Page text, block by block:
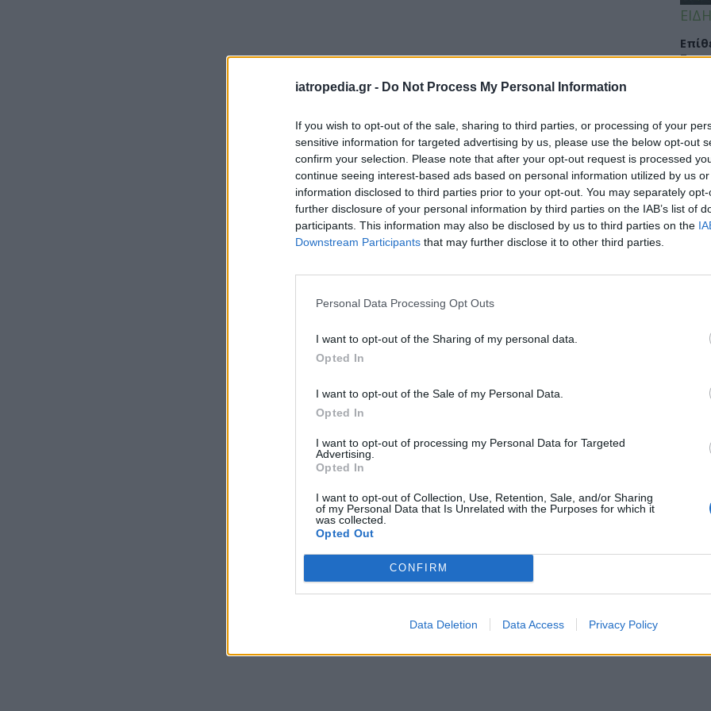
iatropedia.gr - Do Not Process My Personal Information
If you wish to opt-out of the sale, sharing to third parties, or processing of your
sensitive information for targeted advertising by us, please use the below opt-out
confirm your selection. Please note that after your opt-out request is processed
continue seeing interest-based ads based on personal information utilized by us
information disclosed to third parties prior to your opt-out. You may separately
further disclosure of your personal information by third parties on the IAB’s list of
participants. This information may also be disclosed by us to third parties on the
Downstream Participants that may further disclose it to other third parties.
Personal Data Processing Opt Outs
I want to opt-out of the Sharing of my personal data.
Opted In
I want to opt-out of the Sale of my Personal Data.
Opted In
I want to opt-out of processing my Personal Data for Targeted
Advertising.
Opted In
I want to opt-out of Collection, Use, Retention, Sale, and/or Sharing
of my Personal Data that Is Unrelated with the Purposes for which it
was collected.
Opted Out
CONFIRM
Data Deletion Data Access Privacy Policy